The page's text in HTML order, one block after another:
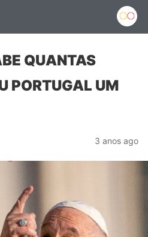
QUANTAS
PORTUGAL UM
3 anos ago